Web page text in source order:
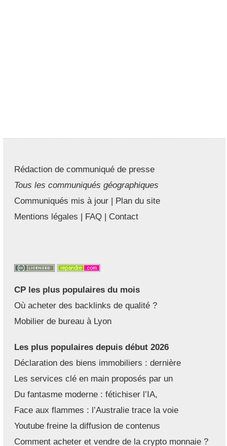
Rédaction de communiqué de presse
Tous les communiqués géographiques
Communiqués mis à jour | Plan du site
Mentions légales | FAQ | Contact
CP les plus populaires du mois
Où acheter des backlinks de qualité ?
Mobilier de bureau à Lyon
Les plus populaires depuis début 2026
Déclaration des biens immobiliers : dernière
Les services clé en main proposés par un
Du fantasme moderne : fétichiser l’IA,
Face aux flammes : l’Australie trace la voie
Youtube freine la diffusion de contenus
Comment acheter et vendre de la crypto monnaie ?